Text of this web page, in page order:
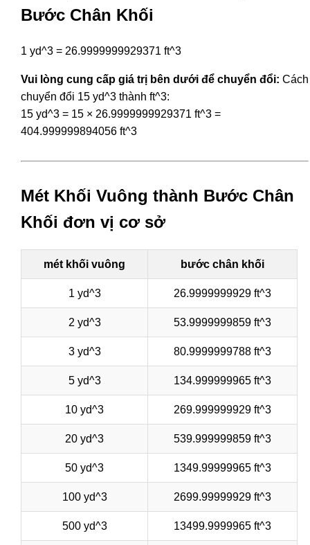
Bước Chân Khối
1 yd^3 = 26.9999999929371 ft^3
Vui lòng cung cấp giá trị bên dưới để chuyển đổi: Cách
chuyển đổi 15 yd^3 thành ft^3:
15 yd^3 = 15 × 26.9999999929371 ft^3 =
404.999999894056 ft^3
Mét Khối Vuông thành Bước Chân
Khối đơn vị cơ sở
mét khối vuông bước chân khối
1 yd^3 26.9999999929 ft^3
2 yd^3 53.9999999859 ft^3
3 yd^3 80.9999999788 ft^3
5 yd^3 134.999999965 ft^3
10 yd^3 269.999999929 ft^3
20 yd^3 539.999999859 ft^3
50 yd^3 1349.99999965 ft^3
100 yd^3 2699.99999929 ft^3
500 yd^3 13499.9999965 ft^3